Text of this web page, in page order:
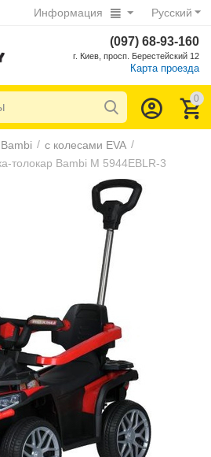
Русский
Информация
(097) 68-93-160
г. Киев, просп. Берестейский 12
Карта проезда
0
Bambi / с колесами EVA /
толокар Bambi M 5944EBLR-3